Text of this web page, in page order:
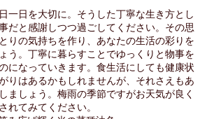
一日を大切に。そうした丁寧な生き方とし
だと感謝しつつ過ごしてください。その思
りの気持ちを作り、あなたの生活の彩りを
う。丁寧に暮らすことでゆっくりと物事を
になっていきます。食生活にしても健康状
りはあるかもしれませんが、それさえもあ
ましょう。梅雨の季節ですがお天気が良く
れてみてください。